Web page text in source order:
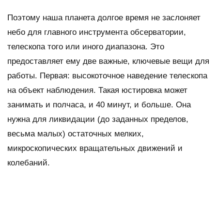
Поэтому наша планета долгое время не заслоняет
небо для главного инструмента обсерватории,
телескопа того или иного диапазона. Это
предоставляет ему две важные, ключевые вещи для
работы. Первая: высокоточное наведение телескопа
на объект наблюдения. Такая юстировка может
занимать и полчаса, и 40 минут, и больше. Она
нужна для ликвидации (до заданных пределов,
весьма малых) остаточных мелких,
микроскопических вращательных движений и
колебаний.